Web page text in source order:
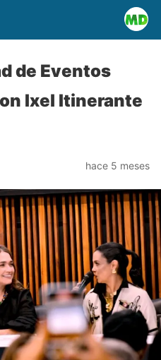
de Eventos
Ixel Itinerante
hace 5 meses